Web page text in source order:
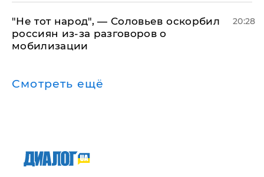
​"Не тот народ", — Соловьев оскорбил
россиян из-за разговоров о
мобилизации
20:28
Смотреть ещё